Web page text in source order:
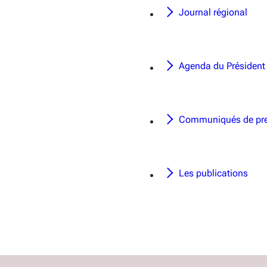
Journal régional
Agenda du Président
Communiqués de
Les publications